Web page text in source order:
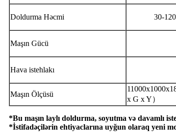
Doldurma Həcmi 30-
Maşın Gücü
Hava istehlakı
Maşın Ölçüsü
x G x Y）
*Bu maşın laylı doldurma, soyutma və davamlı
*İstifadəçilərin ehtiyaclarına uyğun olaraq yeni